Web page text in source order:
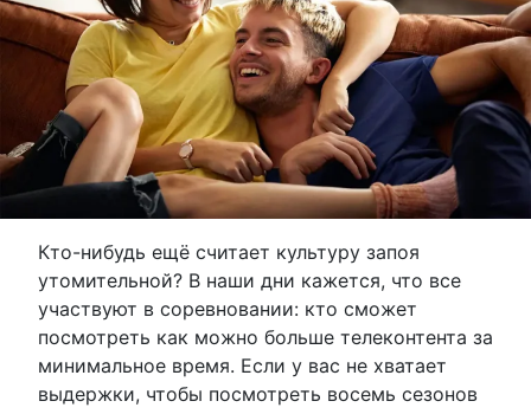
Кто-нибудь ещё считает культуру запоя
утомительной? В наши дни кажется, что все
участвуют в соревновании: кто сможет
посмотреть как можно больше телеконтента за
минимальное время. Если у вас не хватает
выдержки, чтобы посмотреть восемь сезонов